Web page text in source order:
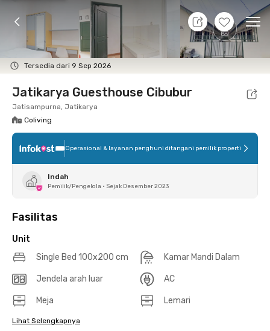
+7
Tersedia dari 9 Sep 2026
7 Agt 26 - Belum tahu
Foto Fasilitas bersama Lokasi Aturan
Jatikarya Guesthouse Cibubur
Jatisampurna, Jatikarya
Coliving
Operasional & layanan penghuni ditangani pemilik properti
Indah
Pemilik/Pengelola • Sejak Desember 2023
Fasilitas
Unit
Single Bed 100x200 cm
Kamar Mandi Dalam
Jendela arah luar AC
Meja Lemari
Lihat Selengkapnya